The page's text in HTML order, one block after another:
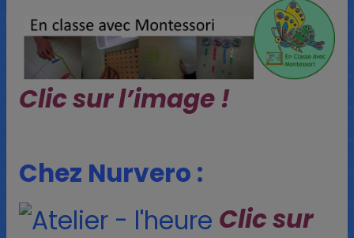
Clic sur l’image !
Chez Nurvero :
Clic sur